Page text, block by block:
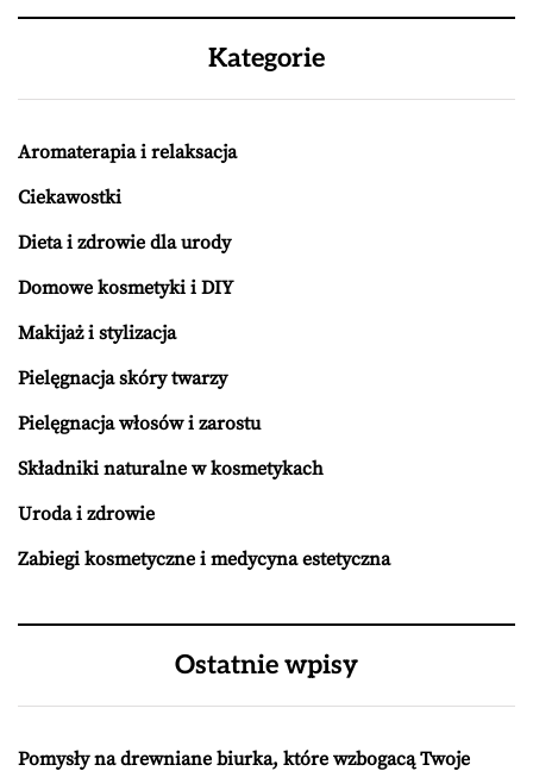
Kategorie
Aromaterapia i relaksacja
Ciekawostki
Dieta i zdrowie dla urody
Domowe kosmetyki i DIY
Makijaż i stylizacja
Pielęgnacja skóry twarzy
Pielęgnacja włosów i zarostu
Składniki naturalne w kosmetykach
Uroda i zdrowie
Zabiegi kosmetyczne i medycyna estetyczna
Ostatnie wpisy
Pomysły na drewniane biurka, które wzbogacą Twoje